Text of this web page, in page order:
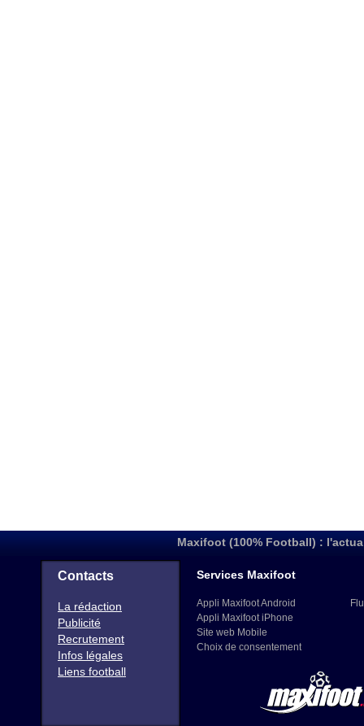
Maxifoot (100% Football) :
Contacts
La rédaction
Publicité
Recrutement
Infos légales
Liens football
Services Maxifoot
Appli Maxifoot Android
Appli Maxifoot iPhone
Site web Mobile
Choix de consentement